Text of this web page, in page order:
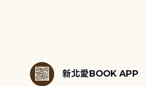
新北愛BOOK APP